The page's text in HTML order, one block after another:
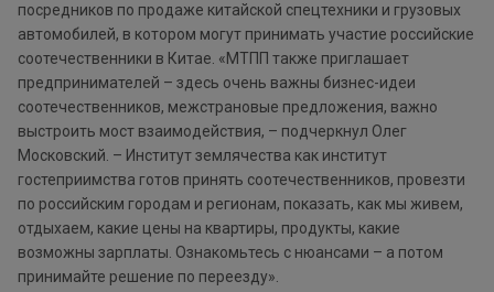
посредников по продаже китайской спецтехники и грузовых
автомобилей, в котором могут принимать участие российские
соотечественники в Китае. «МТПП также приглашает
предпринимателей – здесь очень важны бизнес-идеи
соотечественников, межстрановые предложения, важно
выстроить мост взаимодействия, – подчеркнул Олег
Московский. – Институт землячества как институт
гостеприимства готов принять соотечественников, провезти
по российским городам и регионам, показать, как мы живем,
отдыхаем, какие цены на квартиры, продукты, какие
возможны зарплаты. Ознакомьтесь с нюансами – а потом
принимайте решение по переезду».